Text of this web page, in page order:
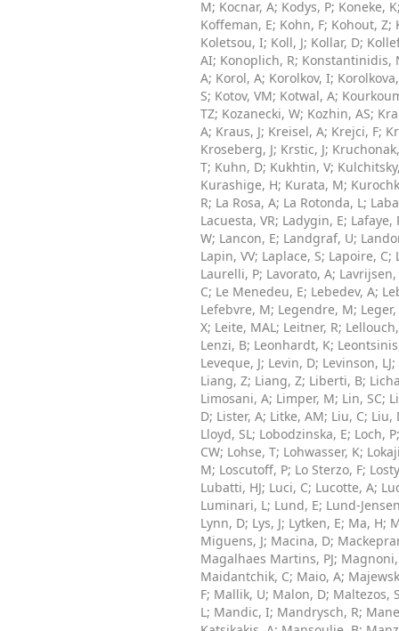
M; Kocnar, A; Kodys, P; Koneke, K
Koffeman, E; Kohn, F; Kohout, Z;
Koletsou, I; Koll, J; Kollar, D;
AI; Konoplich, R; Konstantinidis,
A; Korol, A; Korolkov, I;
S; Kotov, VM; Kotwal, A;
TZ; Kozanecki, W; Kozhin, AS;
A; Kraus, J; Kreisel, A; Krejci, F;
Kroseberg, J; Krstic, J;
T; Kuhn, D; Kukhtin, V;
Kurashige, H; Kurata, M;
R; La Rosa, A; La Rotonda, L;
Lacuesta, VR; Ladygin, E; Lafaye,
W; Lancon, E; Landgraf, U;
Lapin, VV; Laplace, S; Lapoire, C;
Laurelli, P; Lavorato, A; Lavrijsen,
C; Le Menedeu, E; Lebedev, A;
Lefebvre, M; Legendre, M;
X; Leite, MAL; Leitner, R;
Lenzi, B; Leonhardt, K;
Leveque, J; Levin, D; Levinson, LJ;
Liang, Z; Liang, Z; Liberti, B;
Limosani, A; Limper, M; Lin, SC;
D; Lister, A; Litke, AM; Liu, C; Liu,
Lloyd, SL; Lobodzinska, E; Loch, P
CW; Lohse, T; Lohwasser, K;
M; Loscutoff, P; Lo Sterzo, F;
Lubatti, HJ; Luci, C; Lucotte, A;
Luminari, L; Lund, E; Lund-
Lynn, D; Lys, J; Lytken, E; Ma, H;
Miguens, J; Macina, D;
Magalhaes Martins, PJ;
Maidantchik, C; Maio, A;
F; Mallik, U; Malon, D; Maltezos,
L; Mandic, I; Mandrysch, R;